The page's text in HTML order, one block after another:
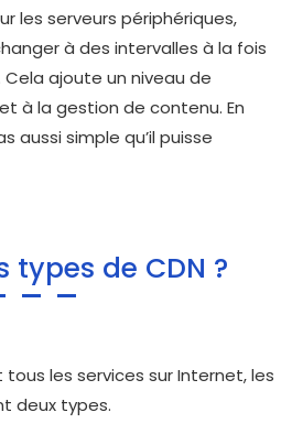
les serveurs périphériques,
à des intervalles à la fois
ajoute un niveau de
à la gestion de contenu. En
aussi simple qu’il puisse
types de CDN ?
les services sur Internet, les
deux types.